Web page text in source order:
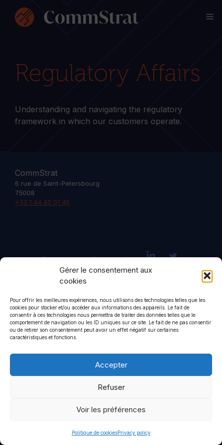
Gérer le consentement aux
cookies
Pour offrir les meilleures expériences, nous utilisons des technologies telles que les
cookies pour stocker et/ou accéder aux informations des appareils. Le fait de
consentir à ces technologies nous permettra de traiter des données telles que le
comportement de navigation ou les ID uniques sur ce site. Le fait de ne pas consentir
ou de retirer son consentement peut avoir un effet négatif sur certaines
caractéristiques et fonctions.
Accepter
Refuser
Voir les préférences
Politique de cookiesPrivacy policy
content
Regulatory Affairs
Understanding and navigating the regulatory
framework in which our customers operate.
CommStrat
6 rue de Saint-Petersbourg
75008
+33 1 44 90 01 46
Terms of use Privacy policy